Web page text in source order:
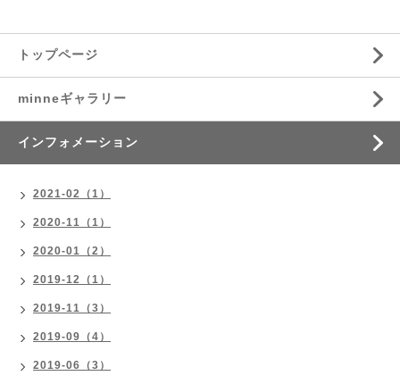
トップページ
minneギャラリー
インフォメーション
2021-02（1）
2020-11（1）
2020-01（2）
2019-12（1）
2019-11（3）
2019-09（4）
2019-06（3）